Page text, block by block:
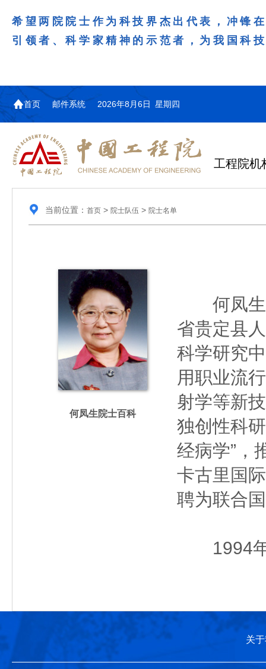
希望两院院士作为科技界杰出代表，冲锋
引领者、科学家精神的示范者，为我国科
首页 邮件系统 2026年8月6日 星期四
工程院机
当前位置： 首页> 院士队伍 > 院士名单
何凤生院士百科
何凤生
省贵定县
科学研究
用职业流
射学等新
独创性科
经病学”，
卡古里国
聘为联合
1994年
关